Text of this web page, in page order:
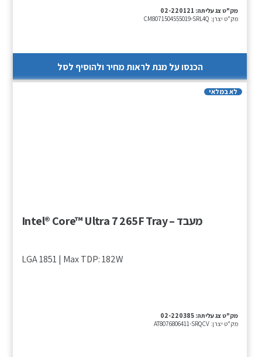
מק"ט צג עליתה: 02-220121
מק"ט יצרן: CM8071504555019-SRL4Q
הכנסו על מנת לראות מחיר ולהוסיף לסל
לא במלאי
מעבד – Intel® Core™ Ultra 7 265F Tray
LGA 1851 | Max TDP: 182W
מק"ט צג עליתה: 02-220385
מק"ט יצרן: AT8076806411-SRQCV